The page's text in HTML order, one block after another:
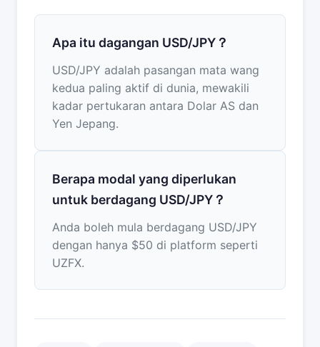
Apa itu dagangan USD/JPY？
USD/JPY adalah pasangan mata wang
kedua paling aktif di dunia, mewakili
kadar pertukaran antara Dolar AS dan
Yen Jepang.
Berapa modal yang diperlukan
untuk berdagang USD/JPY？
Anda boleh mula berdagang USD/JPY
dengan hanya $50 di platform seperti
UZFX.